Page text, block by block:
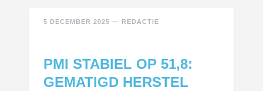
5 DECEMBER 2025 — REDACTIE
PMI STABIEL OP 51,8:
GEMATIGD HERSTEL